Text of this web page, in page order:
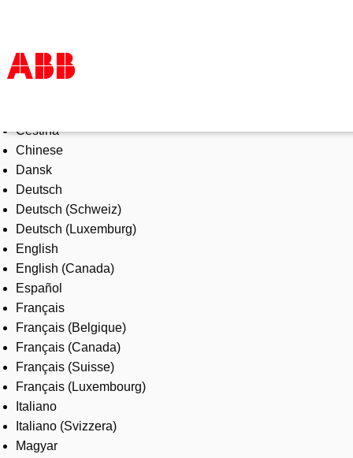
Products & Solutions
Industries
Services
About us
Where to buy
Contact us
Careers
Čeština
Chinese
Dansk
Deutsch
Deutsch (Schweiz)
Deutsch (Luxemburg)
English
English (Canada)
Español
Français
Français (Belgique)
Français (Canada)
Français (Suisse)
Français (Luxembourg)
Italiano
Italiano (Svizzera)
Magyar